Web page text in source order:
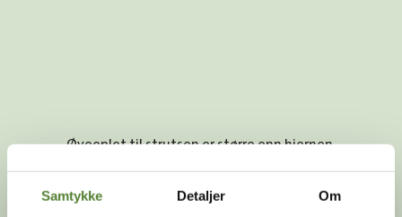
Samtykke Detaljer Om
Øyeeplet til strutsen er større enn hjernen.